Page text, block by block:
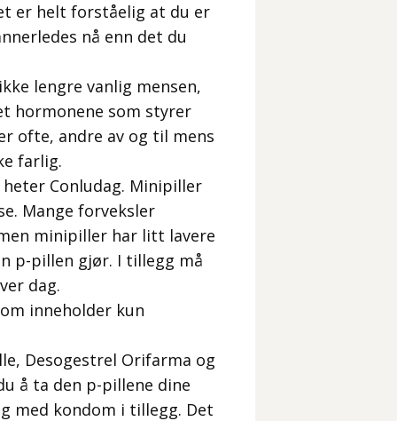
er helt forståelig at du er
nå enn det du
lengre vanlig mensen,
hormonene som styrer
ofte, andre av og til mens
farlig.
Conludag. Minipiller
Mange forveksler
minipiller har litt lavere
p-pillen gjør. I tillegg må
dag.
inneholder kun
Desogestrel Orifarma og
å ta den p-pillene dine
med kondom i tillegg. Det